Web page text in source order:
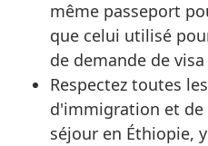
même passeport
que celui utilisé
de demande de
Respectez toutes
d'immigration et
séjour en Éthiopie,